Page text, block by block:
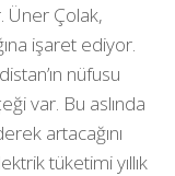
Üner Çolak,
işaret ediyor.
nüfusu
var. Bu aslında
artacağını
tüketimi yıllık